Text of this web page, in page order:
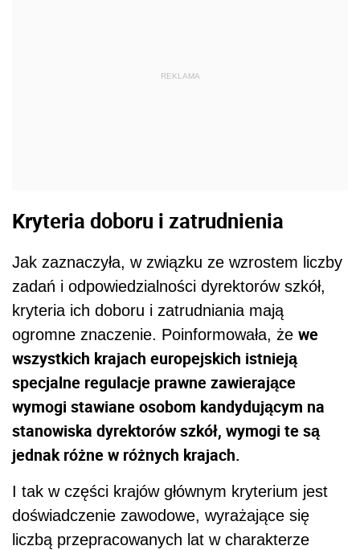
REKLAMA
Kryteria doboru i zatrudnienia
Jak zaznaczyła, w związku ze wzrostem liczby
zadań i odpowiedzialności dyrektorów szkół,
kryteria ich doboru i zatrudniania mają
ogromne znaczenie. Poinformowała, że we
wszystkich krajach europejskich istnieją
specjalne regulacje prawne zawierające
wymogi stawiane osobom kandydującym na
stanowiska dyrektorów szkół, wymogi te są
jednak różne w różnych krajach.
I tak w części krajów głównym kryterium jest
doświadczenie zawodowe, wyrażające się
liczbą przepracowanych lat w charakterze